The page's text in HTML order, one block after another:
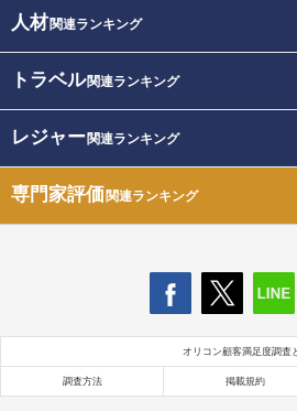
人材関連ランキング
トラベル関連ランキング
レジャー関連ランキング
専門家評価関連ランキング
オリコン顧客満足度調査
調査方法 掲載規約